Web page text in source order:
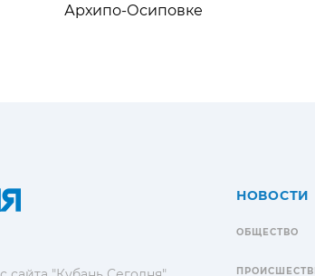
Архипо-Осиповке
НОВОСТИ
ОБЩЕСТВО